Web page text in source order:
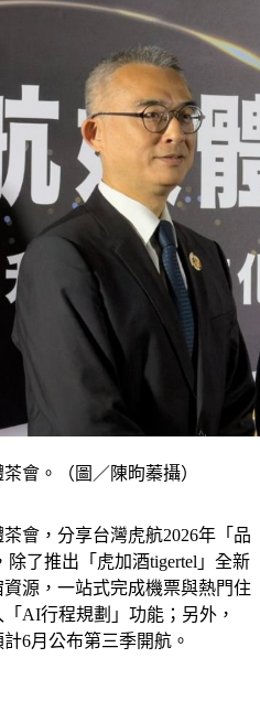
會。（圖／陳昫蓁攝）
會，分享台灣虎航2026年「品
除了推出「虎加酒tigertel」全新
源，一站式完成機票與熱門住
AI行程規劃」功能；另外，
6月公布第三季開航。